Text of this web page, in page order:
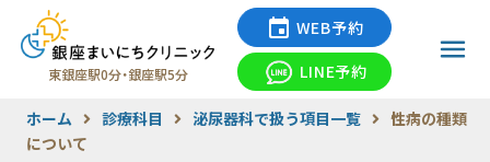
東銀座駅0分・銀座駅5分
WEB予約
LINE予約
ホーム 診療科目 泌尿器科で扱う項目一覧
性病の種類
について